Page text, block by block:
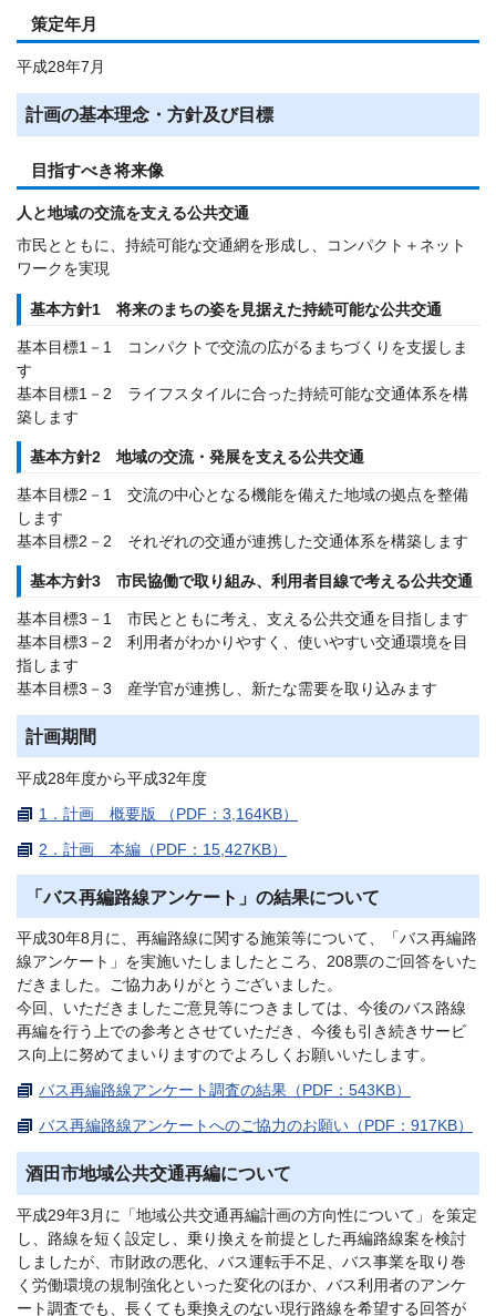
策定年月
平成28年7月
計画の基本理念・方針及び目標
目指すべき将来像
人と地域の交流を支える公共交通
市民とともに、持続可能な交通網を形成し、コンパクト＋ネット
ワークを実現
基本方針1 将来のまちの姿を見据えた持続可能な公共交通
基本目標1－1 コンパクトで交流の広がるまちづくりを支援しま
す
基本目標1－2 ライフスタイルに合った持続可能な交通体系を構
築します
基本方針2 地域の交流・発展を支える公共交通
基本目標2－1 交流の中心となる機能を備えた地域の拠点を整備
します
基本目標2－2 それぞれの交通が連携した交通体系を構築します
基本方針3 市民協働で取り組み、利用者目線で考える公共交通
基本目標3－1 市民とともに考え、支える公共交通を目指します
基本目標3－2 利用者がわかりやすく、使いやすい交通環境を目
指します
基本目標3－3 産学官が連携し、新たな需要を取り込みます
計画期間
平成28年度から平成32年度
1．計画 概要版 （PDF：3,164KB）
2．計画 本編（PDF：15,427KB）
「バス再編路線アンケート」の結果について
平成30年8月に、再編路線に関する施策等について、「バス再編路
線アンケート」を実施いたしましたところ、208票のご回答をいた
だきました。ご協力ありがとうございました。
今回、いただきましたご意見等につきましては、今後のバス路線
再編を行う上での参考とさせていただき、今後も引き続きサービ
ス向上に努めてまいりますのでよろしくお願いいたします。
バス再編路線アンケート調査の結果（PDF：543KB）
バス再編路線アンケートへのご協力のお願い（PDF：917KB）
酒田市地域公共交通再編について
平成29年3月に「地域公共交通再編計画の方向性について」を策定
し、路線を短く設定し、乗り換えを前提とした再編路線案を検討
しましたが、市財政の悪化、バス運転手不足、バス事業を取り巻
く労働環境の規制強化といった変化のほか、バス利用者のアンケ
ート調査でも、長くても乗換えのない現行路線を希望する回答が